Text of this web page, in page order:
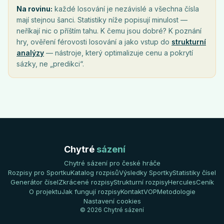
Na rovinu: každé losování je nezávislé a všechna čísla
mají stejnou šanci. Statistiky níže popisují minulost —
neříkají nic o příštím tahu. K čemu jsou dobré? K poznání
hry, ověření férovosti losování a jako vstup do strukturní
analýzy — nástroje, který optimalizuje cenu a pokrytí
sázky, ne „predikci“.
Chytré sázení
Chytré sázení pro české hráče
Rozpisy pro SportkuKatalog rozpisůVýsledky SportkyStatistiky čísel
Generátor číselZkrácené rozpisyStrukturní rozpisyHerculesCeník
O projektuJak fungují rozpisyKontaktVOPMetodologie
Nastavení cookies
© 2026 Chytré sázení